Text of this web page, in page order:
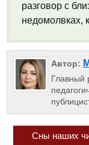
разговор с
недомолвках,
Автор:
Главный
Сны наших